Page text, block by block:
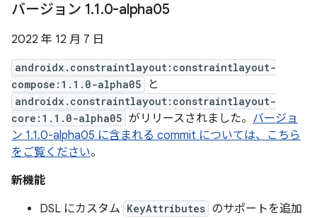
バージョン 1.1.0-alpha05
2022 年 12 月 7 日
androidx.constraintlayout:constraintlayout-
compose:1.1.0-alpha05
と
androidx.constraintlayout:constraintlayout-
core:1.1.0-alpha05 がリリースされました。 バージョ
ン 1.1.0-alpha05 に含まれる commit については、こちら
をご覧ください。
新機能
DSL にカスタム KeyAttributes のサポートを追加